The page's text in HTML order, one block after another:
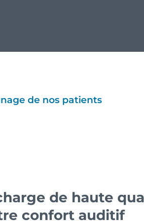
de nos patients
de haute
confort auditif